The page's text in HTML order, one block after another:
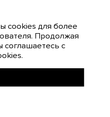
cookies для более
Продолжая
соглашаетесь с